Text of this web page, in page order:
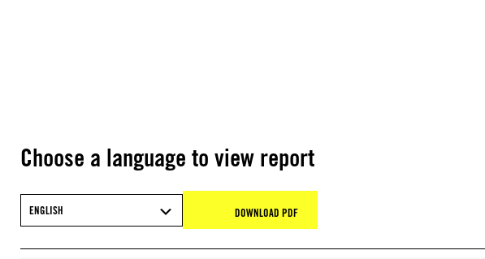
Choose a language to view report
ENGLISH DOWNLOAD PDF